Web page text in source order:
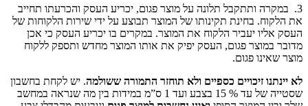
3. במקרה ותתקבל תלונה על מוצר פגום, יכריע העסק והכרעתו תחייב
את הלקוח. בחינת תקינותו של המוצר תבוצע על ידי שירות הלקוחות של
העסק אליו יעביר הלקוח את המוצר. במקרים בו יכריע העסק כי אכן
מדובר במוצר פגום, העסק יפיק את אותו המוצר מחדש ותספק ללקוח
מוצר שאינו פגום.
לא יינתנו זיכויים כספיים ולא תוחזר התמורה ששולמה. יש לקחת בחשבון
שסטייה של עד % 15 בצבע ועד 1 ס”מ במידות בין מה שנראה במחשב